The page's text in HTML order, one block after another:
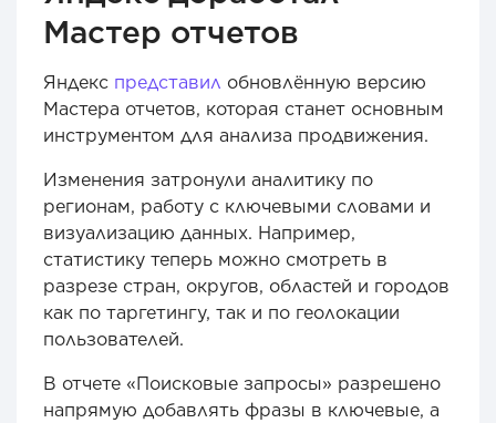
Мастер отчетов
Яндекс представил обновлённую версию
Мастера отчетов, которая станет основным
инструментом для анализа продвижения.
Изменения затронули аналитику по
регионам, работу с ключевыми словами и
визуализацию данных. Например,
статистику теперь можно смотреть в
разрезе стран, округов, областей и городов
как по таргетингу, так и по геолокации
пользователей.
В отчете «Поисковые запросы» разрешено
напрямую добавлять фразы в ключевые, а